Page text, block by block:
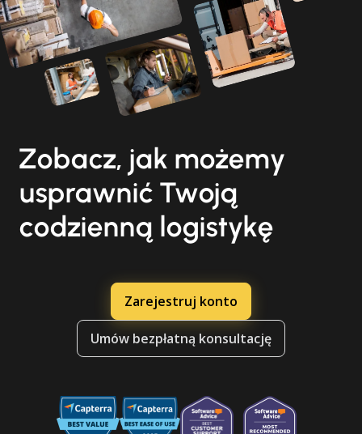
Zobacz, jak możemy
usprawnić Twoją
codzienną logistykę
Zarejestruj konto
Umów bezpłatną konsultację